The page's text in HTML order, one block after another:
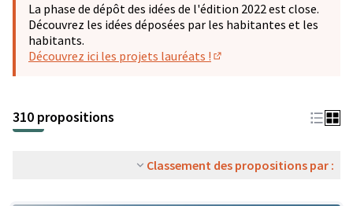
La phase de dépôt des idées de l'édition 2022 est close.
Découvrez les idées déposées par les habitantes et les
habitants.
Découvrez ici les projets lauréats !
310 propositions
Classement des propositions par :